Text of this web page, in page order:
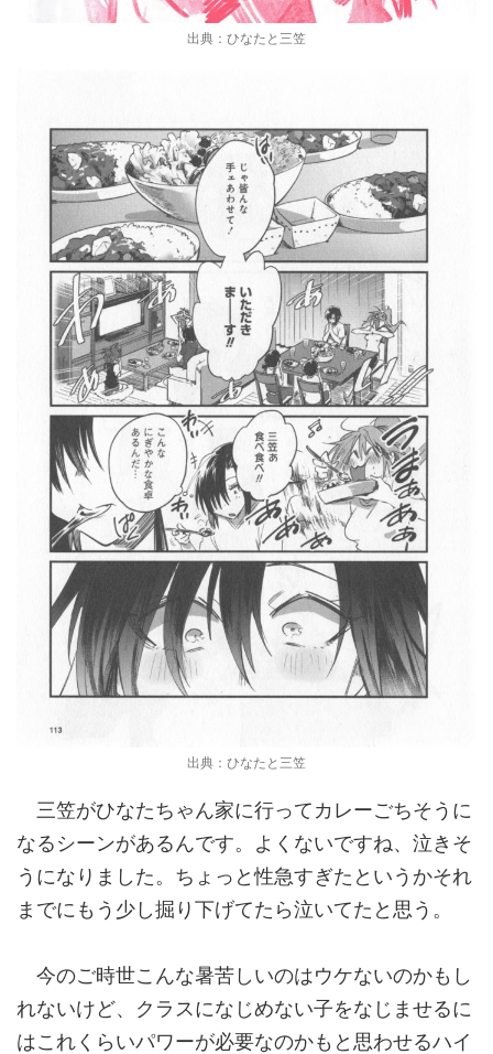
出典：ひなたと三笠
出典：ひなたと三笠
三笠がひなたちゃん家に行ってカレーごちそうに
なるシーンがあるんです。よくないですね、泣きそ
うになりました。ちょっと性急すぎたというかそれ
までにもう少し掘り下げてたら泣いてたと思う。
今のご時世こんな暑苦しいのはウケないのかもし
れないけど、クラスになじめない子をなじませるに
はこれくらいパワーが必要なのかもと思わせるハイ